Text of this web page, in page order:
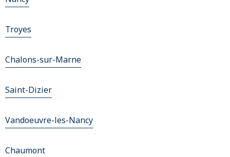
Troyes
Chalons-sur-Marne
Saint-Dizier
Vandoeuvre-les-Nancy
Chaumont